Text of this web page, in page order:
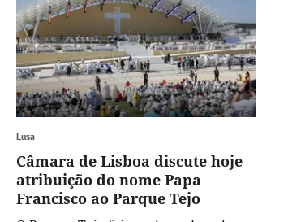
Lusa
Câmara de Lisboa discute hoje
atribuição do nome Papa
Francisco ao Parque Tejo